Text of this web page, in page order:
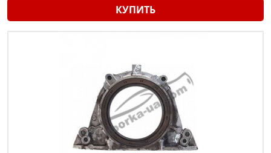
КУПИТЬ